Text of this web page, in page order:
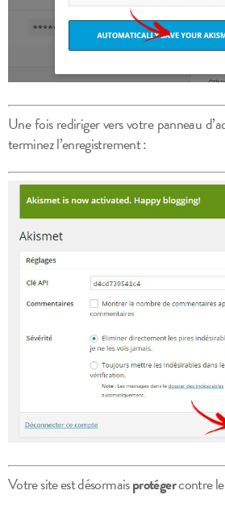
Une fois rediriger vers votre panneau
terminez l’enregistrement :
Votre site est désormaisprotégercontre